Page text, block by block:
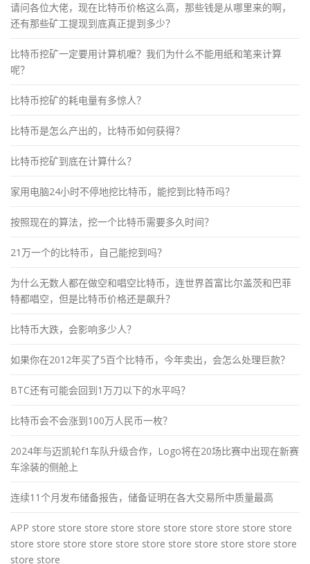
请问各位大佬，现在比特币价格这么高，那些钱是从哪里来的啊，
还有那些矿工提现到底真正提到多少？
比特币挖矿一定要用计算机嚒？我们为什么不能用纸和笔来计算
呢？
比特币挖矿的耗电量有多惊人？
比特币是怎么产出的，比特币如何获得？
比特币挖矿到底在计算什么？
家用电脑24小时不停地挖比特币，能挖到比特币吗？
按照现在的算法，挖一个比特币需要多久时间？
21万一个的比特币，自己能挖到吗？
为什么无数人都在做空和唱空比特币，连世界首富比尔盖茨和巴菲
特都唱空，但是比特币价格还是飙升？
比特币大跌，会影响多少人？
如果你在2012年买了5百个比特币，今年卖出，会怎么处理巨款？
BTC还有可能会回到1万刀以下的水平吗？
比特币会不会涨到100万人民币一枚？
2024年与迈凯轮f1车队升级合作，Logo将在20场比赛中出现在新赛
车涂装的侧舱上
连续11个月发布储备报告，储备证明在各大交易所中质量最高
APP store store store store store store store store store store
store store store store store store store store store store store
store store